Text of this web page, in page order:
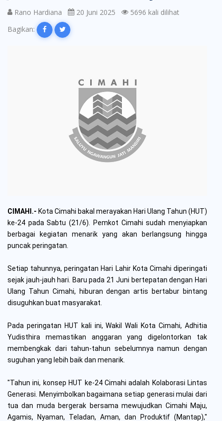
Rano Hardiana 20 Juni 2025
5696 kali dilihat
Bagikan:
CIMAHI.- Kota Cimahi bakal merayakan Hari Ulang Tahun (HUT)
ke-24 pada Sabtu (21/6). Pemkot Cimahi sudah menyiapkan
berbagai kegiatan menarik yang akan berlangsung hingga
puncak peringatan.
Setiap tahunnya, peringatan Hari Lahir Kota Cimahi diperingati
sejak jauh-jauh hari. Baru pada 21 Juni bertepatan dengan Hari
Ulang Tahun Cimahi, hiburan dengan artis bertabur bintang
disuguhkan buat masyarakat.
Pada peringatan HUT kali ini, Wakil Wali Kota Cimahi, Adhitia
Yudisthira memastikan anggaran yang digelontorkan tak
membengkak dari tahun-tahun sebelumnya namun dengan
suguhan yang lebih baik dan menarik.
"Tahun ini, konsep HUT ke-24 Cimahi adalah Kolaborasi Lintas
Generasi. Menyimbolkan bagaimana setiap generasi mulai dari
tua dan muda bergerak bersama mewujudkan Cimahi Maju,
Agamis, Nyaman, Teladan, Aman, dan Produktif (Mantap),"